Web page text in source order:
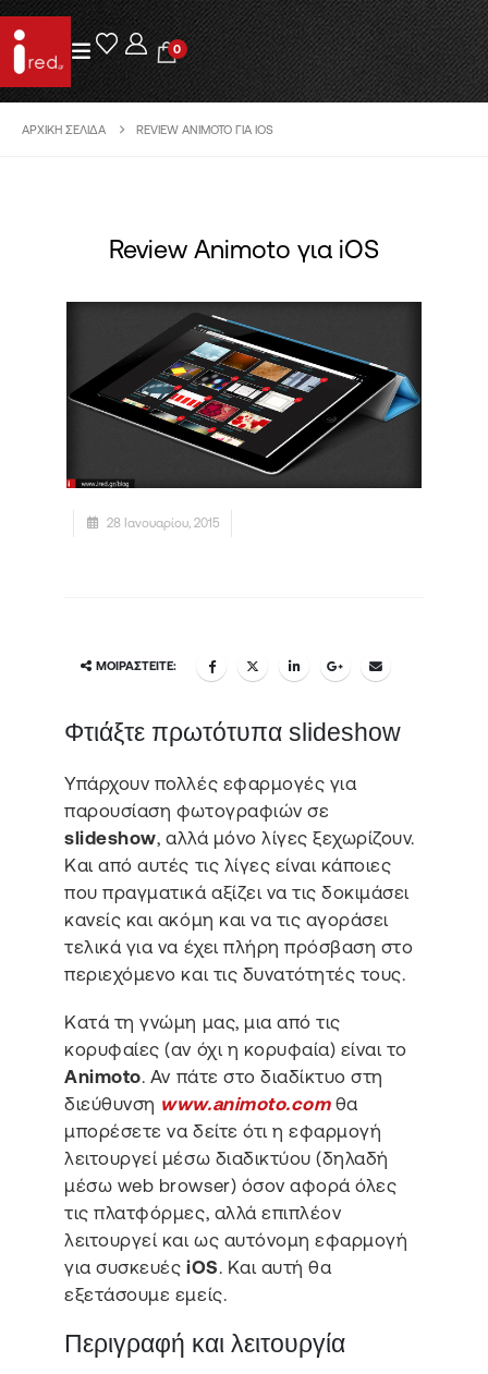
0
ΑΡΧΙΚΉ ΣΕΛΊΔΑ REVIEW ANIMOTO ΓΙΑ IOS
Review Animoto για iOS
28 Ιανουαρίου, 2015
ΜΟΙΡΑΣΤΕΊΤΕ:
Φτιάξτε πρωτότυπα slideshow
Υπάρχουν πολλές εφαρμογές για
παρουσίαση φωτογραφιών σε
slideshow, αλλά μόνο λίγες ξεχωρίζουν.
Και από αυτές τις λίγες είναι κάποιες
που πραγματικά αξίζει να τις δοκιμάσει
κανείς και ακόμη και να τις αγοράσει
τελικά για να έχει πλήρη πρόσβαση στο
περιεχόμενο και τις δυνατότητές τους.
Κατά τη γνώμη μας, μια από τις
κορυφαίες (αν όχι η κορυφαία) είναι το
Animoto. Αν πάτε στο διαδίκτυο στη
διεύθυνση www.animoto.comθα
μπορέσετε να δείτε ότι η εφαρμογή
λειτουργεί μέσω διαδικτύου (δηλαδή
μέσω web browser) όσον αφορά όλες
τις πλατφόρμες, αλλά επιπλέον
λειτουργεί και ως αυτόνομη εφαρμογή
για συσκευές iOS. Και αυτή θα
εξετάσουμε εμείς.
Περιγραφή και λειτουργία